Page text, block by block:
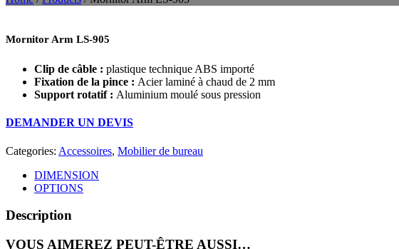
Mornitor Arm LS-905
Clip de câble : plastique technique ABS importé
Fixation de la pince : Acier laminé à chaud de 2 mm
Support rotatif : Aluminium moulé sous pression
DEMANDER UN DEVIS
Categories: Accessoires, Mobilier de bureau
DIMENSION
OPTIONS
Description
VOUS AIMEREZ PEUT-ÊTRE AUSSI…